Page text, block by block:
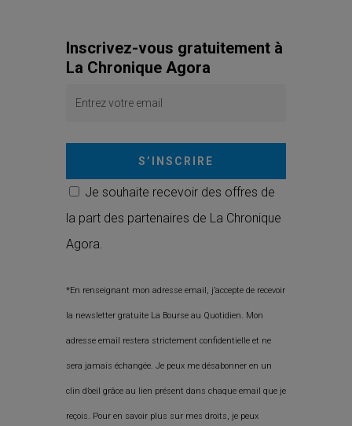
Inscrivez-vous gratuitement à
La Chronique Agora
S’INSCRIRE
Je souhaite recevoir des offres de
la part des partenaires de La Chronique
Agora.
*En renseignant mon adresse email, j’accepte de recevoir
la newsletter gratuite La Bourse au Quotidien. Mon
adresse email restera strictement confidentielle et ne
sera jamais échangée. Je peux me désabonner en un
clin d’oeil grâce au lien présent dans chaque email que je
reçois. Pour en savoir plus sur mes droits, je peux